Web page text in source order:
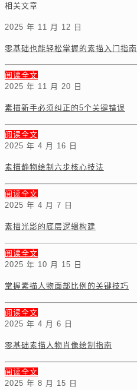
相关文章
2025 年 11 月 12 日
零基础也能轻松掌握的素描入门指南
阅读全文
2025 年 11 月 20 日
素描新手必须纠正的5个关键错误
阅读全文
2025 年 4 月 16 日
素描静物绘制六步核心技法
阅读全文
2025 年 4 月 7 日
素描光影的底层逻辑构建
阅读全文
2025 年 10 月 15 日
掌握素描人物面部比例的关键技巧
阅读全文
2025 年 4 月 6 日
零基础素描人物肖像绘制指南
阅读全文
2025 年 8 月 15 日